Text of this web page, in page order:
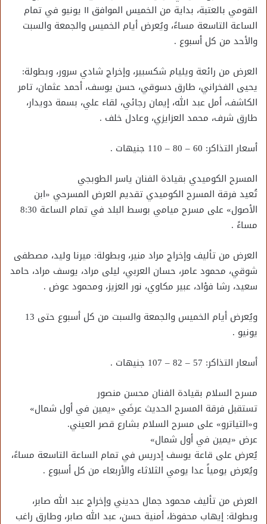
القومي بالعتبة، بداية من الخميس الموافق ١١ يونيو في تمام
الساعة التاسعة مساءً، ويُعرض أيام الخميس والجمعة والسبت
والأحد من كل أسبوع .
العرض من رائعة ويليام شكسبير، وإخراج شادي سرور، وبطولة:
يحيى الفخراني، طارق دسوقي، حسن يوسف، أحمد عثمان، تامر
الكاشف، أمل عبد الله، إيمان رجائي، لقاء علي، بسمة دويدار،
طارق شرف، محمد العزايزي، وعادل خلف .
أسعار التذاكر: 60 – 80 – 110 جنيهات .
المسرح الكوميدي بقيادة الفنان ياسر الطوبجي
تُعيد فرقة المسرح الكوميدي تقديم العرض المسرحي «ابن
الأصول» على مسرح ميامي بوسط البلد في تمام الساعة 8:30
مساءً .
العرض من تأليف وإخراج مراد منير، وبطولة: ميرنا وليد، مصطفى
شوقي، محمود عامر، حسان العربي، ليلى مراد، يوسف مراد، حامد
سعيد، رشا فؤاد، عبير مكاوي، نور العزيز، ومحمود عوض .
ويُعرض أيام الخميس والجمعة والسبت من كل أسبوع حتى 13
يونيو .
أسعار التذاكر: 57 – 82 – 107 جنيهات .
مسرح السلام بقيادة الفنان محسن منصور
تستقبل فرقة المسرح الحديث عرضَي «يمين في أول شمال»
و«التياترو» على مسرح السلام بشارع قصر العيني.
عرض «يمين في أول شمال»
يُعرض على قاعة يوسف إدريس في تمام الساعة التاسعة مساءً،
ويُعرض يومياً عدا يومي الثلاثاء والأربعاء من كل أسبوع .
العرض من تأليف محمود جمال حديني وإخراج عبد الله صابر،
وبطولة: إيهاب محفوظ، أمنية حسن، عبد الله صابر، وطارق راغب